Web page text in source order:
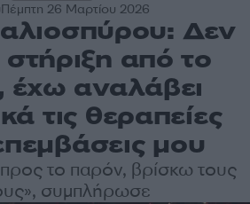
Πέμπτη 26 Μαρτίου 2026
Δεν
στήριξη από το
έχω αναλάβει
τις θεραπείες
μου
το παρόν, βρίσκω τους
συμπλήρωσε